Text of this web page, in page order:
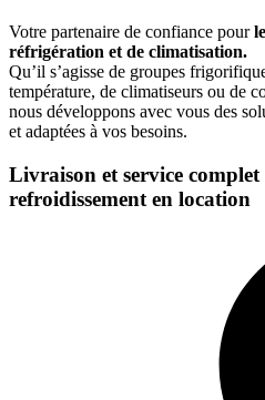
Votre partenaire de confiance pour
réfrigération et de climatisation.
Qu’il s’agisse de groupes
température, de climatiseurs ou de
nous développons avec vous des
et adaptées à vos besoins.
Livraison et service complet
refroidissement en location